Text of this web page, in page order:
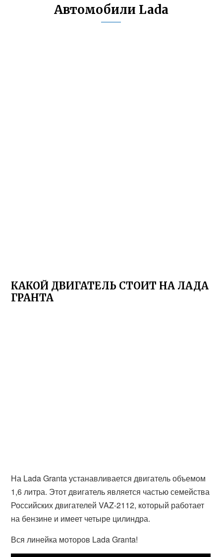
Автомобили Lada
КАКОЙ ДВИГАТЕЛЬ СТОИТ НА ЛАДА
ГРАНТА
На Lada Granta устанавливается двигатель объемом
1,6 литра. Этот двигатель является частью семейства
Российских двигателей VAZ-2112, который работает
на бензине и имеет четыре цилиндра.
Вся линейка моторов Lada Granta!